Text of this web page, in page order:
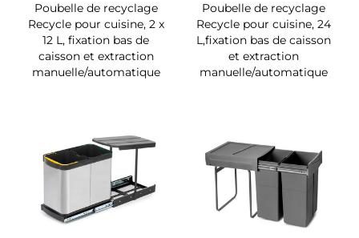
Poubelle de recyclage
Recycle pour cuisine, 2 x
12 L, fixation bas de
caisson et extraction
manuelle/automatique
Poubelle de recyclage
Recycle pour cuisine, 24
L,fixation bas de caisson
et extraction
manuelle/automatique